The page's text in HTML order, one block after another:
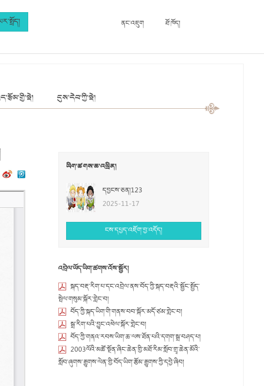
ནང་འཇུག ཐོ་ཁོད།
དུས་དེབ་ཀྱི་སྡེ།
ཡིག་ཚགས་ཆ་འཕྲིན།
དབྱངས་ཅན།123
2025-11-17
ངས་དཔྱད་འཇོག་བྱ་འདོད།
འབྲེལ་ཡོད་ཡིག་ཚགས་འོས་སྦྱོར།
སྐད་བརྡ་རིག་པ་དང་འབྲེལ་ནས་བོད་ཀྱི་སྐད་བརྡའི་སྦྱོང་སྤྱོད་
སྤེལ་གསུམ་སྐོར་གླེང་བ།
བོད་ཀྱི་སྐད་ཡིག་གི་གནས་བབ་སྐོར་མདོ་ཙམ་གླེང་བ།
སྒྲ་རིག་པའི་བྱུང་འཕེལ་སྐོར་གླེང་བ།
བོད་ཀྱི་གནའ་རབས་ཡིག་ཆ་ལས་ཐོན་པའི་དགག་སྒྲ་བཤད་པ།
2003ལོའི་མཚོ་སྔོན་ཞིང་ཆེན་གྱི་མཐོ་རིམ་སློབ་གྲྭ་ཆེན་མོའི་
སློབ་ཞུགས་རྒྱུགས་ལེན་གྱི་བོད་ཡིག་རྩོམ་རྒྱུགས་ཀྱི་དབྱེ་ཞིབ།